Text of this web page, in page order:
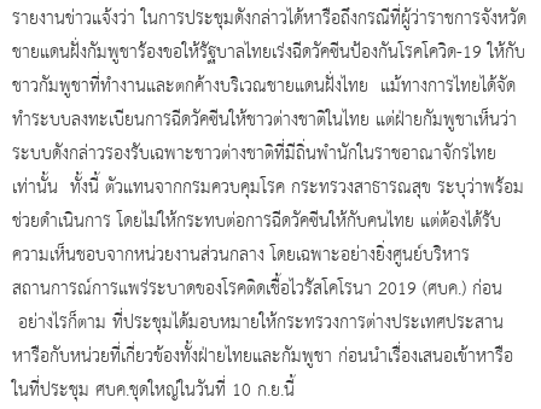
รายงานข่าวแจ้งว่า ในการประชุมดังกล่าวได้หารือถึงกรณีที่ผู้ว่าราชการจังหวัด
ชายแดนฝั่งกัมพูชาร้องขอให้รัฐบาลไทยเร่งฉีดวัคซีนป้องกันโรคโควิด-19 ให้กับ
ชาวกัมพูชาที่ทำงานและตกค้างบริเวณชายแดนฝั่งไทย แม้ทางการไทยได้จัด
ทำระบบลงทะเบียนการฉีดวัคซีนให้ชาวต่างชาติในไทย แต่ฝ่ายกัมพูชาเห็นว่า
ระบบดังกล่าวรองรับเฉพาะชาวต่างชาติที่มีถิ่นพำนักในราชอาณาจักรไทย
เท่านั้น ทั้งนี้ ตัวแทนจากกรมควบคุมโรค กระทรวงสาธารณสุข ระบุว่าพร้อม
ช่วยดำเนินการ โดยไม่ให้กระทบต่อการฉีดวัคซีนให้กับคนไทย แต่ต้องได้รับ
ความเห็นชอบจากหน่วยงานส่วนกลาง โดยเฉพาะอย่างยิ่งศูนย์บริหาร
สถานการณ์การแพร่ระบาดของโรคติดเชื้อไวรัสโคโรนา 2019 (ศบค.) ก่อน
อย่างไรก็ตาม ที่ประชุมได้มอบหมายให้กระทรวงการต่างประเทศประสาน
หารือกับหน่วยที่เกี่ยวข้องทั้งฝ่ายไทยและกัมพูชา ก่อนนำเรื่องเสนอเข้าหารือ
ในที่ประชุม ศบค.ชุดใหญ่ในวันที่ 10 ก.ย.นี้